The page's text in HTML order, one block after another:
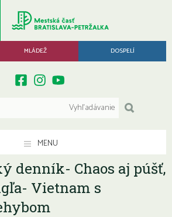
MLÁDEŽ DOSPELÍ
MENU
denník- Chaos aj púšť,
Vietnam s